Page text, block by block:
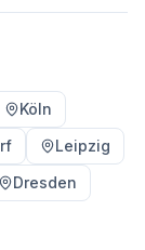
Köln
Leipzig
Dresden